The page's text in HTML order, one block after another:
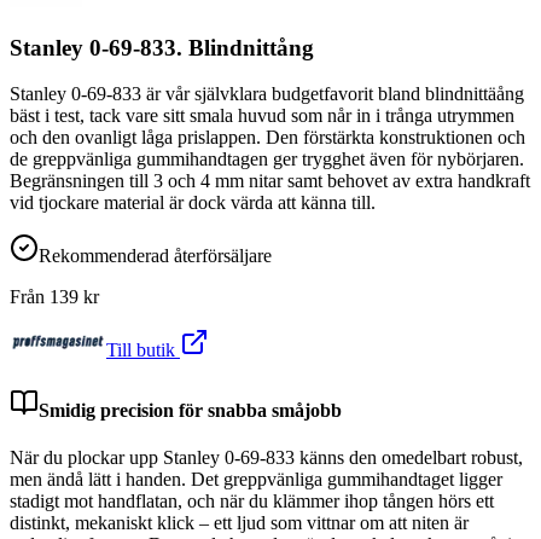
Stanley 0-69-833. Blindnittång
Stanley 0-69-833 är vår självklara budgetfavorit bland blindnittäång
bäst i test, tack vare sitt smala huvud som når in i trånga utrymmen
och den ovanligt låga prislappen. Den förstärkta konstruktionen och
de greppvänliga gummihandtagen ger trygghet även för nybörjaren.
Begränsningen till 3 och 4 mm nitar samt behovet av extra handkraft
vid tjockare material är dock värda att känna till.
Rekommenderad återförsäljare
Från 139 kr
Till butik
Smidig precision för snabba småjobb
När du plockar upp Stanley 0-69-833 känns den omedelbart robust,
men ändå lätt i handen. Det greppvänliga gummihandtaget ligger
stadigt mot handflatan, och när du klämmer ihop tången hörs ett
distinkt, mekaniskt klick – ett ljud som vittnar om att niten är